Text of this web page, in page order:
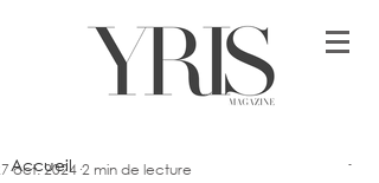
Accueil
oct. 2024 2 min de lecture